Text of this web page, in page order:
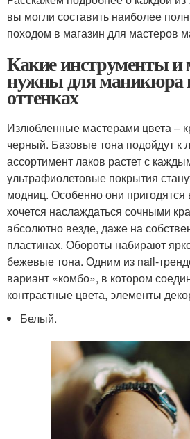
вы могли составить наиболее
походом в магазин для мастеров
Какие инструменты
нужны для маникюра
оттенках
Излюбленные мастерами цвета –
черный. Базовые тона подойдут
ассортимент лаков растет с
ультрафиолетовые покрытия
модниц. Особенно они пригодятся
хочется наслаждаться сочными
абсолютно везде, даже на
пластинах. Обороты набирают
бежевые тона. Одним из nail-
вариант «комбо», в котором
контрастные цвета, элементы
Белый.